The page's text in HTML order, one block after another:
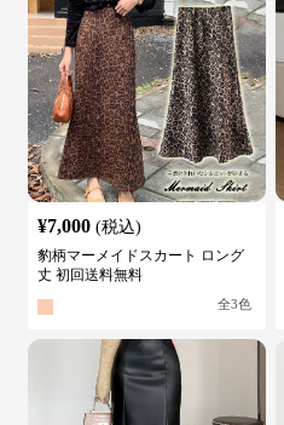
¥7,000 (税込)
豹柄マーメイドスカート ロング
丈 初回送料無料
全3色